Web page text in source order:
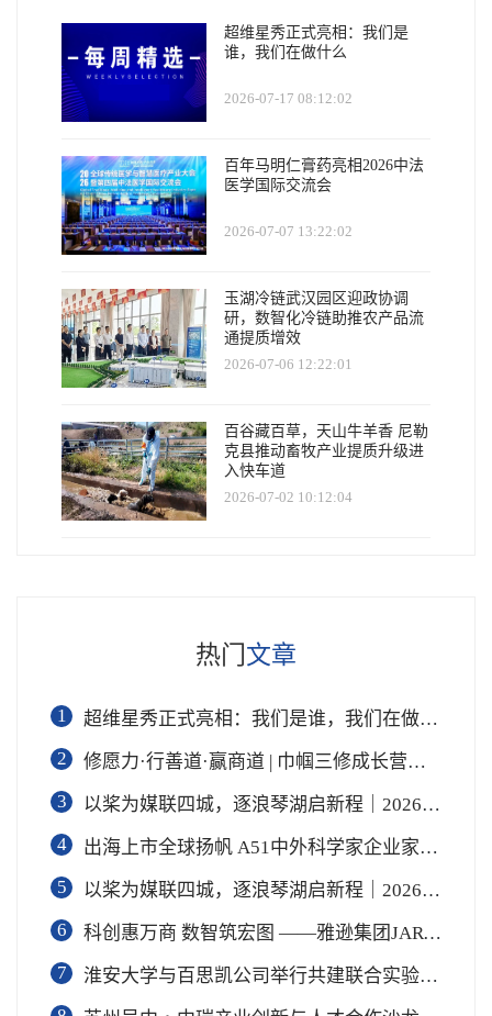
超维星秀正式亮相：我们是
谁，我们在做什么
2026-07-17 08:12:02
百年马明仁膏药亮相2026中法
医学国际交流会
2026-07-07 13:22:02
玉湖冷链武汉园区迎政协调
研，数智化冷链助推农产品流
通提质增效
2026-07-06 12:22:01
百谷藏百草，天山牛羊香 尼勒
克县推动畜牧产业提质升级进
入快车道
2026-07-02 10:12:04
热门 文章
1
超维星秀正式亮相：我们是谁，我们在做什么
2
修愿力·行善道·赢商道 | 巾帼三修成长营第三期「共赢商道」专场圆满收官
3
以桨为媒联四城，逐浪琴湖启新程｜2026全国桨板U系列赛暨长三角城市联赛桨板公开赛（常熟站）即将开赛
4
出海上市全球扬帆 A51中外科学家企业家投资家联谊会专场在黄浦成功举办 搭建企业境外上市多元服务
5
以桨为媒联四城，逐浪琴湖启新程｜2026全国桨板U系列赛暨长三角城市联赛桨板公开赛（常熟站）即将热力
6
科创惠万商 数智筑宏图 ——雅逊集团JARVIS OPC全球新闻发布会在长沙举行
7
淮安大学与百思凯公司举行共建联合实验室对接交流会